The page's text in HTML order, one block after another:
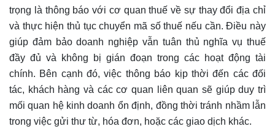
trọng là thông báo với cơ quan thuế về sự thay đổi địa chỉ
và thực hiện thủ tục chuyển mã số thuế nếu cần. Điều này
giúp đảm bảo doanh nghiệp vẫn tuân thủ nghĩa vụ thuế
đầy đủ và không bị gián đoạn trong các hoạt động tài
chính. Bên cạnh đó, việc thông báo kịp thời đến các đối
tác, khách hàng và các cơ quan liên quan sẽ giúp duy trì
mối quan hệ kinh doanh ổn định, đồng thời tránh nhầm lẫn
trong việc gửi thư từ, hóa đơn, hoặc các giao dịch khác.